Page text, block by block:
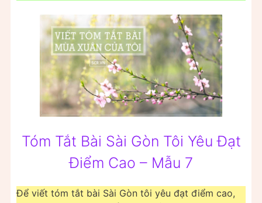
Tóm Tắt Bài Sài Gòn Tôi Yêu Đạt
Điểm Cao – Mẫu 7
Để viết tóm tắt bài Sài Gòn tôi yêu đạt điểm cao,